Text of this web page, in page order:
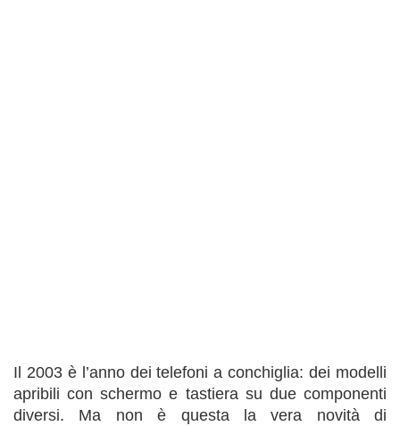
Il 2003 è l’anno dei telefoni a conchiglia: dei modelli
apribili con schermo e tastiera su due componenti
diversi. Ma non è questa la vera novità di